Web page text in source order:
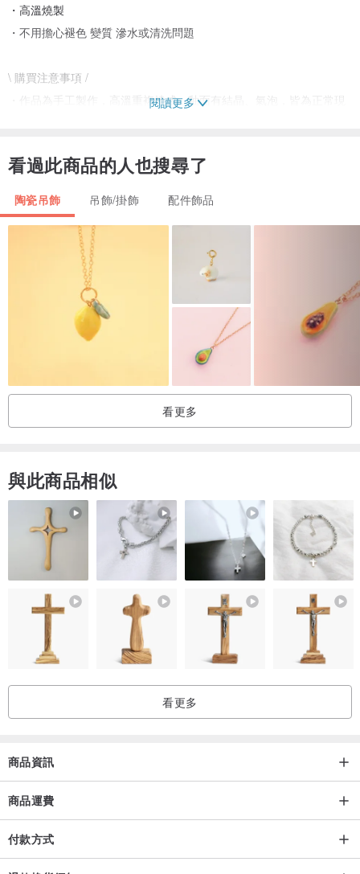
・高溫燒製
・不用擔心褪色 變質 滲水或清洗問題
\ 購買注意事項 /
・作品為手工製作，高溫重複燒成，釉面有結晶、氣泡，皆為正常現
閱讀更多
看過此商品的人也搜尋了
陶瓷吊飾 吊飾/掛飾 配件飾品
看更多
與此商品相似
看更多
商品資訊
商品運費
付款方式